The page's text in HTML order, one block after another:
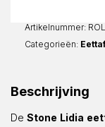
Artikelnummer:
Categorieën:
Beschrijving
De Stone Lidia